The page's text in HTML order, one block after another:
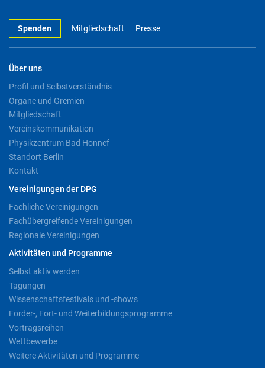
Spenden Mitgliedschaft Presse
Über uns
Profil und Selbstverständnis
Organe und Gremien
Mitgliedschaft
Vereinskommunikation
Physikzentrum Bad Honnef
Standort Berlin
Kontakt
Vereinigungen der DPG
Fachliche Vereinigungen
Fachübergreifende Vereinigungen
Regionale Vereinigungen
Aktivitäten und Programme
Selbst aktiv werden
Tagungen
Wissenschaftsfestivals und -shows
Förder-, Fort- und Weiterbildungsprogramme
Vortragsreihen
Wettbewerbe
Weitere Aktivitäten und Programme